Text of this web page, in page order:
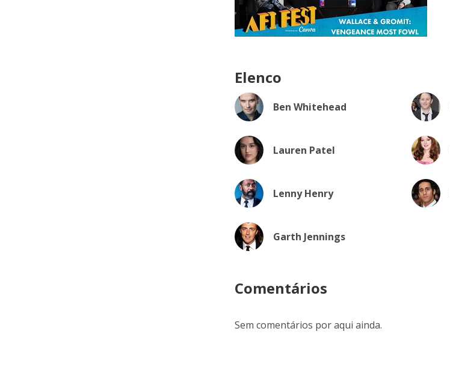
Elenco
Ben Whitehead
Lauren Patel
Lenny Henry
Garth Jennings
Comentários
Sem comentários por aqui ainda.